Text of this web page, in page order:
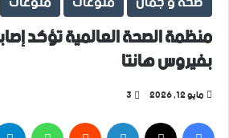
بفيروس هانتا
مايو 12, 2026 3
فيسبوك‫X لينكدإن